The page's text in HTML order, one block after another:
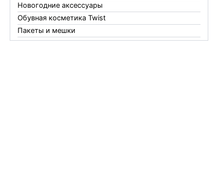
Новогодние аксессуары
Обувная косметика Twist
Пакеты и мешки
Перчатки